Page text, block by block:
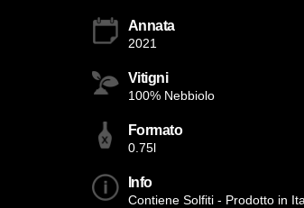
Annata
2021
Vitigni
100% Nebbiolo
Formato
0.75l
Info
Contiene Solfiti - Prodotto in